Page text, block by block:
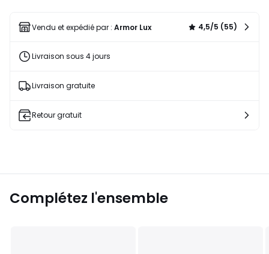
liste
Vendu et expédié par : Armor Lux 4,5/5 (55)
Livraison sous 4 jours
Livraison gratuite
Retour gratuit
Complétez l'ensemble